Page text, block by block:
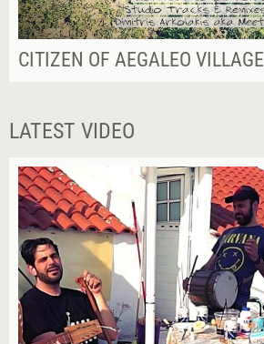
CITIZEN OF AEGALEO VILLAGE
LATEST VIDEO